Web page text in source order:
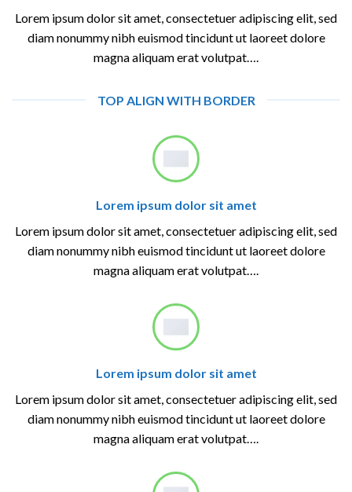
Lorem ipsum dolor sit amet, consectetuer adipiscing elit, sed
diam nonummy nibh euismod tincidunt ut laoreet dolore
magna aliquam erat volutpat….
TOP ALIGN WITH BORDER
Lorem ipsum dolor sit amet
Lorem ipsum dolor sit amet, consectetuer adipiscing elit, sed
diam nonummy nibh euismod tincidunt ut laoreet dolore
magna aliquam erat volutpat….
Lorem ipsum dolor sit amet
Lorem ipsum dolor sit amet, consectetuer adipiscing elit, sed
diam nonummy nibh euismod tincidunt ut laoreet dolore
magna aliquam erat volutpat….